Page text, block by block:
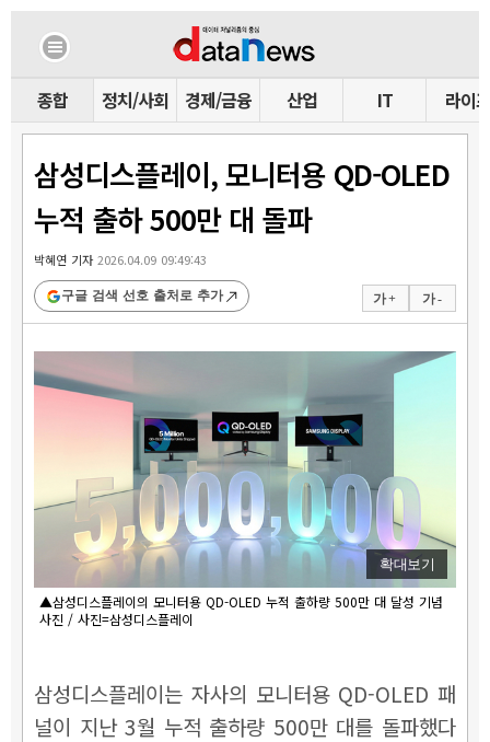
종합 정치/사회 경제/금융 산업 IT 라이프
삼성디스플레이, 모니터용 QD-OLED
누적 출하 500만 대 돌파
박혜연 기자2026.04.09 09:49:43
가 + 가 -
구글 검색 선호 출처로 추가
확대보기
▲삼성디스플레이의 모니터용 QD-OLED 누적 출하량 500만 대 달성 기념
사진 / 사진=삼성디스플레이
삼성디스플레이는 자사의 모니터용 QD-OLED 패
널이 지난 3월 누적 출하량 500만 대를 돌파했다